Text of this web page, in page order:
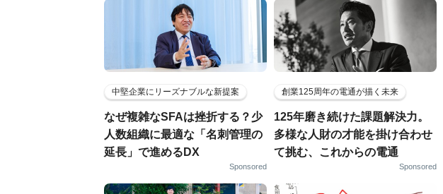
中堅企業にリーズナブルな新提案
なぜ複雑なSFAは挫折する？少
人数組織に最適な「名刺管理の
延長」で進めるDX
Sponsored
創業125周年の電通が描く未来
125年磨き続けた課題解決力。
多様な人財の才能を掛け合わせ
て挑む、これからの電通
Sponsored